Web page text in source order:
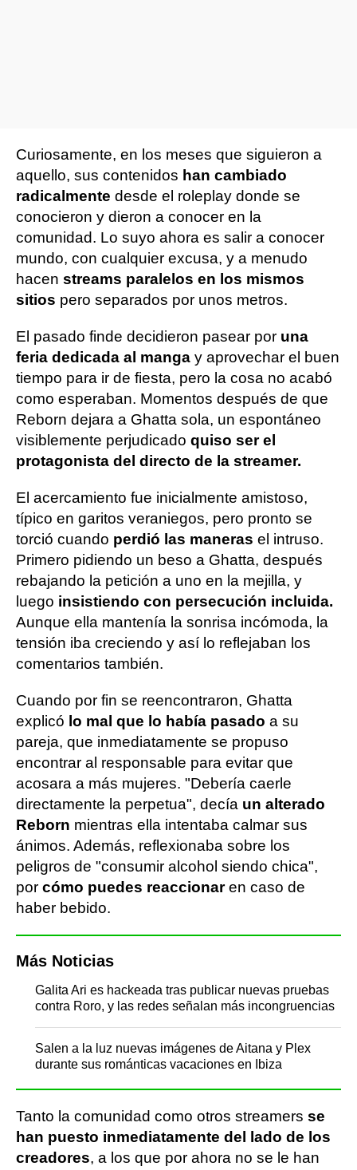
Curiosamente, en los meses que siguieron a
aquello, sus contenidos han cambiado
radicalmente desde el roleplay donde se
conocieron y dieron a conocer en la
comunidad. Lo suyo ahora es salir a conocer
mundo, con cualquier excusa, y a menudo
hacen streams paralelos en los mismos
sitios pero separados por unos metros.
El pasado finde decidieron pasear por una
feria dedicada al manga y aprovechar el buen
tiempo para ir de fiesta, pero la cosa no acabó
como esperaban. Momentos después de que
Reborn dejara a Ghatta sola, un espontáneo
visiblemente perjudicado quiso ser el
protagonista del directo de la streamer.
El acercamiento fue inicialmente amistoso,
típico en garitos veraniegos, pero pronto se
torció cuando perdió las maneras el intruso.
Primero pidiendo un beso a Ghatta, después
rebajando la petición a uno en la mejilla, y
luego insistiendo con persecución incluida.
Aunque ella mantenía la sonrisa incómoda, la
tensión iba creciendo y así lo reflejaban los
comentarios también.
Cuando por fin se reencontraron, Ghatta
explicó lo mal que lo había pasado a su
pareja, que inmediatamente se propuso
encontrar al responsable para evitar que
acosara a más mujeres. "Debería caerle
directamente la perpetua", decía un alterado
Reborn mientras ella intentaba calmar sus
ánimos. Además, reflexionaba sobre los
peligros de "consumir alcohol siendo chica",
por cómo puedes reaccionaren caso de
haber bebido.
Más Noticias
Galita Ari es hackeada tras publicar nuevas pruebas
contra Roro, y las redes señalan más incongruencias
Salen a la luz nuevas imágenes de Aitana y Plex
durante sus románticas vacaciones en Ibiza
Tanto la comunidad como otros streamers se
han puesto inmediatamente del lado de los
creadores, a los que por ahora no se le han